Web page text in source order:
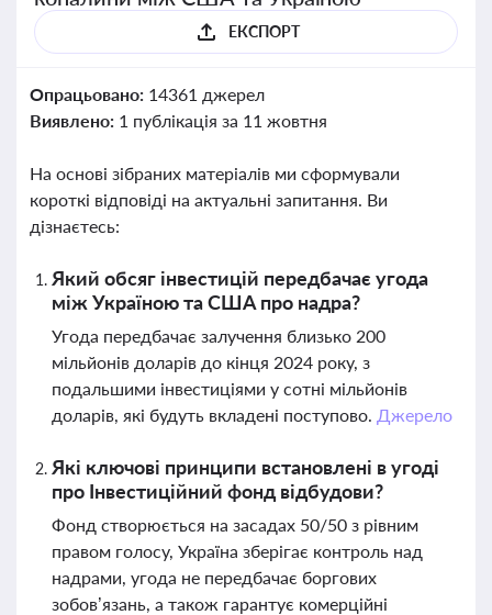
ЕКСПОРТ
Опрацьовано: 14361 джерел
Виявлено: 1 публікація за 11 жовтня
На основі зібраних матеріалів ми сформували
короткі відповіді на актуальні запитання. Ви
дізнаєтесь:
Який обсяг інвестицій передбачає угода
між Україною та США про надра?
Угода передбачає залучення близько 200
мільйонів доларів до кінця 2024 року, з
подальшими інвестиціями у сотні мільйонів
доларів, які будуть вкладені поступово. Джерело
Які ключові принципи встановлені в угоді
про Інвестиційний фонд відбудови?
Фонд створюється на засадах 50/50 з рівним
правом голосу, Україна зберігає контроль над
надрами, угода не передбачає боргових
зобов’язань, а також гарантує комерційні